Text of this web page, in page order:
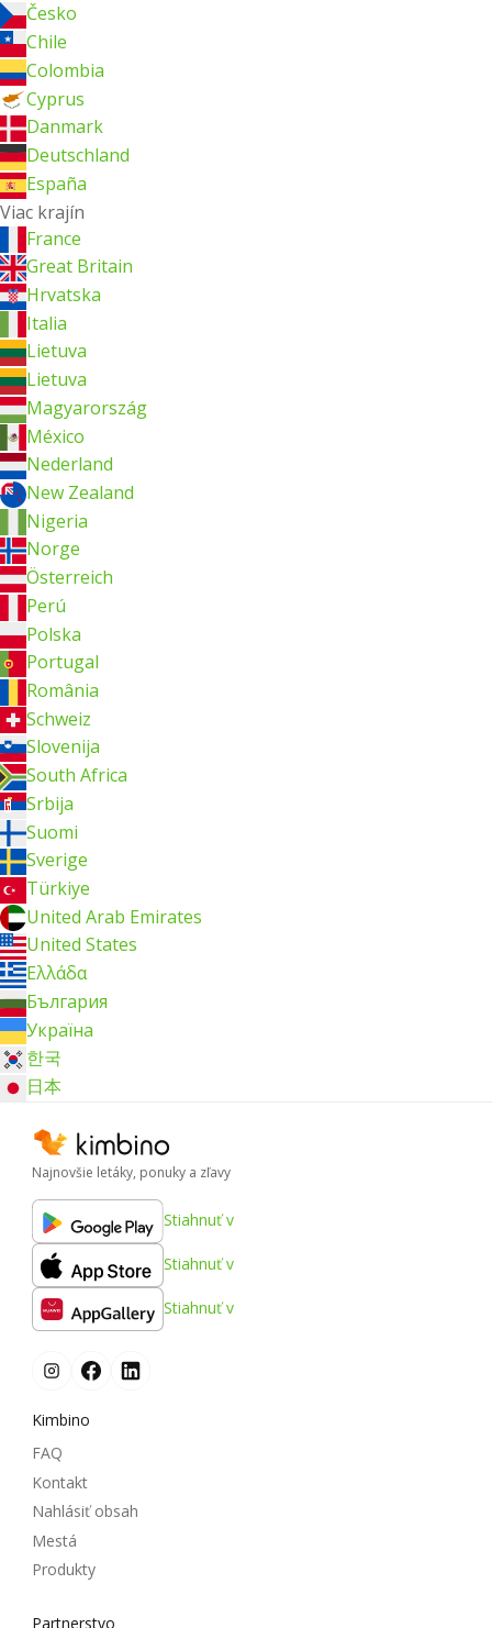
Česko
Chile
Colombia
Cyprus
Danmark
Deutschland
España
Viac krajín
France
Great Britain
Hrvatska
Italia
Lietuva
Lietuva
Magyarország
México
Nederland
New Zealand
Nigeria
Norge
Österreich
Perú
Polska
Portugal
România
Schweiz
Slovenija
South Africa
Srbija
Suomi
Sverige
Türkiye
United Arab Emirates
United States
Ελλάδα
България
Україна
한국
日本
Najnovšie letáky, ponuky a zľavy
Stiahnuť v
Stiahnuť v
Stiahnuť v
Kimbino
FAQ
Kontakt
Nahlásiť obsah
Mestá
Produkty
Partnerstvo